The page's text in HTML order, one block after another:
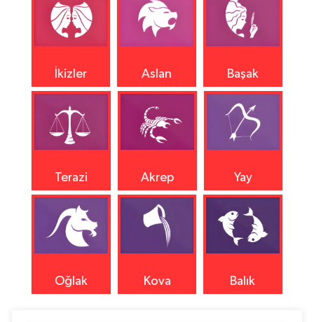
İkizler Aslan Başak
Terazi Akrep Yay
Oğlak Kova Balık